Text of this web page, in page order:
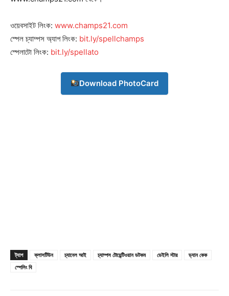
ওয়েবসাইট লিংক: www.champs21.com
স্পেল চ্যাম্পস অ্যাপ লিংক: bit.ly/spellchamps
স্পেলাটো লিংক: bit.ly/spellato
Download PhotoCard
ট্যাগ ক্লাসটিউন চ্যানেল আই চ্যাম্পস টোয়েন্টিওয়ান ডটকম ডেইলি স্টার
ড্যান কেক
স্পেলিং বি